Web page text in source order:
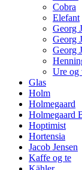
Cobra
Elefant
Georg
Georg
Georg
Ure og
Glas
Holm
Holmegaard
Holmegaard
Hoptimist
Hortensia
Jacob Jensen
Kaffe og te